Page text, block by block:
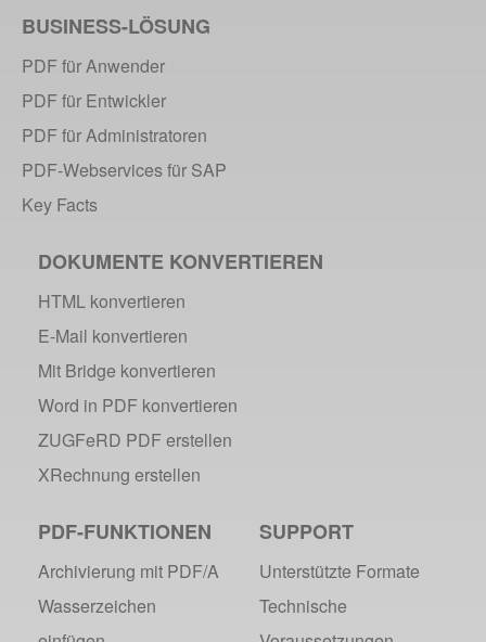
Split Operation: Dokumente teilen
Code-Beispiel Attachment Operation
Digitale Personalakte bei REMONDIS
OCR Webservice
Java – Änderungen der Bedingungen
webPDF Toolbox Description
Toolbox WebService Extraction
Coding Beispiel: Annotationen
Merge: Dokumente zusammenfügen
webPDF bei Infoniqa
Barcode Webservice
projekt0708 & webPDF
Digitale Signaturen - Teil 3
URL Converter mit wsclient
Partnerschaft mit d.vinci
Webservice via Ant-Task Bibliothek
BUSINESS-LÖSUNG
PDF für Anwender
PDF für Entwickler
PDF für Administratoren
PDF-Webservices für SAP
Key Facts
DOKUMENTE KONVERTIEREN
HTML konvertieren
E-Mail konvertieren
Mit Bridge konvertieren
Word in PDF konvertieren
ZUGFeRD PDF erstellen
XRechnung erstellen
PDF-FUNKTIONEN
Archivierung mit PDF/A
Wasserzeichen
SUPPORT
Unterstützte Formate
Technische